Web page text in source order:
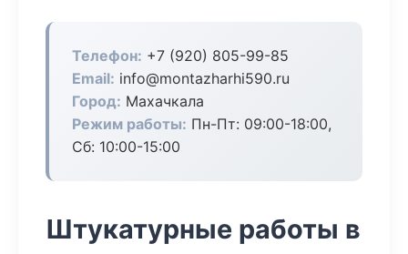
Телефон: +7 (920) 805-99-85
Email: info@montazharhi590.ru
Город: Махачкала
Режим работы: Пн-Пт: 09:00-18:00,
Сб: 10:00-15:00
Штукатурные работы в